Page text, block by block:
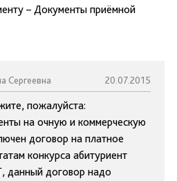
– Документы приёмной
Сергеевна 20.07.2015
пожалуйста:
на очную и коммерческую
договор на платное
конкурса абитуриент
договор надо